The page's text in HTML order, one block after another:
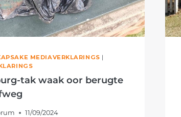
MEDIAVERKLARINGS |
tak waak oor berugte
11/09/2024